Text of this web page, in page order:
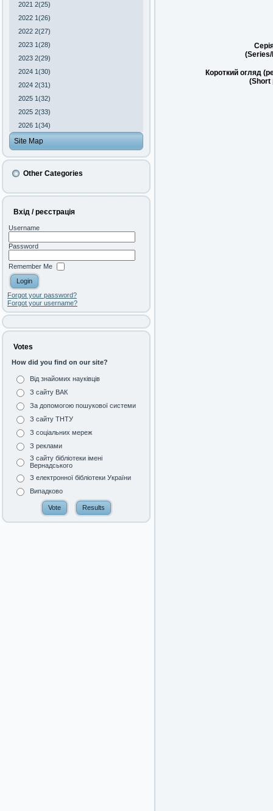
2021 2(25)
2022 1(26)
2022 2(27)
2023 1(28)
2023 2(29)
2024 1(30)
2024 2(31)
2025 1(32)
2025 2(33)
2026 1(34)
Site Map
Other Categories
Вхід / реєстрація
Username
Password
Remember Me
Forgot your password?
Forgot your username?
Votes
How did you find on our site?
Від знайомих науківців
З сайту ВАК
За допомогою пошукової системи
З сайту ТНТУ
З соціальних мереж
З реклами
З сайту бібліотеки імені
Вернадського
З електронної бібліотеки України
Випадково
Короткий огляд
(Short